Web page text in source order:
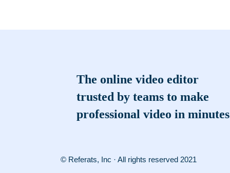
The online video editor
trusted by teams to make
professional video in minutes
© Referats, Inc · All rights reserved 2021